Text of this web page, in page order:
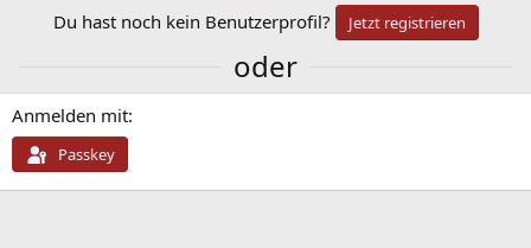
Du hast noch kein Benutzerprofil? Jetzt registrieren
oder
Anmelden mit
Passkey